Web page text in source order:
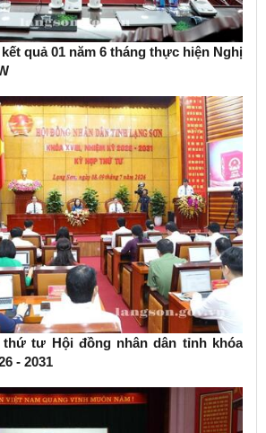
quả 01 năm 6 tháng thực hiện Nghị
thứ tư Hội đồng nhân dân tỉnh khóa
- 2031